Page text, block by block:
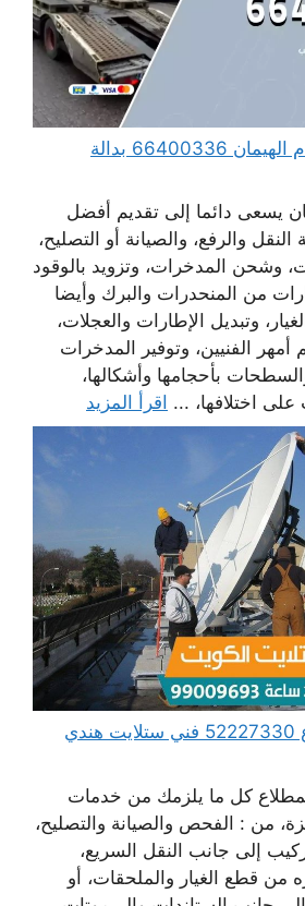
ونش كرين سطحة ام الهيمان 66400336 بدالة
يسعى دائما إلى تقديم أفضل
والرفع، والصيانة أو التصليح،
وشحن المدخرات، وتزويد بالوقود
من المنحدرات والبرك وأيضا
وتبديل الإطارات والعجلات،
أمهر الفنيين، وتوفير المدخرات
بأحجامها وأشكالها،
اختلافها، ... اقرأ المزيد
فني ستلايت المطلاع 52227330 فني ستلايت هندي
كل ما يلزمك من خدمات
من : الفحص والصيانة والتصليح،
إلى جانب النقل السريع،
من قطع الغيار والملحقات، أو